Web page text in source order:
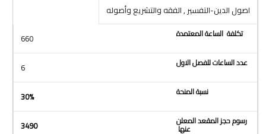
اصول الدين-التفسير , الفقه والتشريع وأصوله
660
6
30%
3490